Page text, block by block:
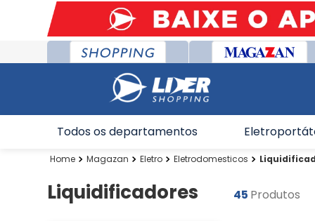
Todos os departamentos
Magazan Eletro Eletrodomesticos
Liquidificadores 45 Produtos